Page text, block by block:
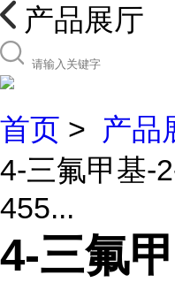
产品展厅
首页 > 产品
4-三氟甲基-
455...
4-三氟